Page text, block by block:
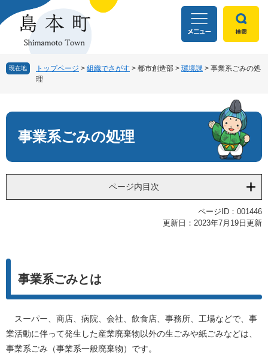
ー
ニ
本
現在地 トップページ > 組織でさがす > 都市創造部 > 環境課 > 事業系ごみの処
理
文
事業系ごみの処理
ページ内目次
ページID：001446
更新日：2023年7月19日更新
事業系ごみとは
スーパー、商店、病院、会社、飲食店、事務所、工場などで、事
業活動に伴って発生した産業廃棄物以外の生ごみや紙ごみなどは、
事業系ごみ（事業系一般廃棄物）です。